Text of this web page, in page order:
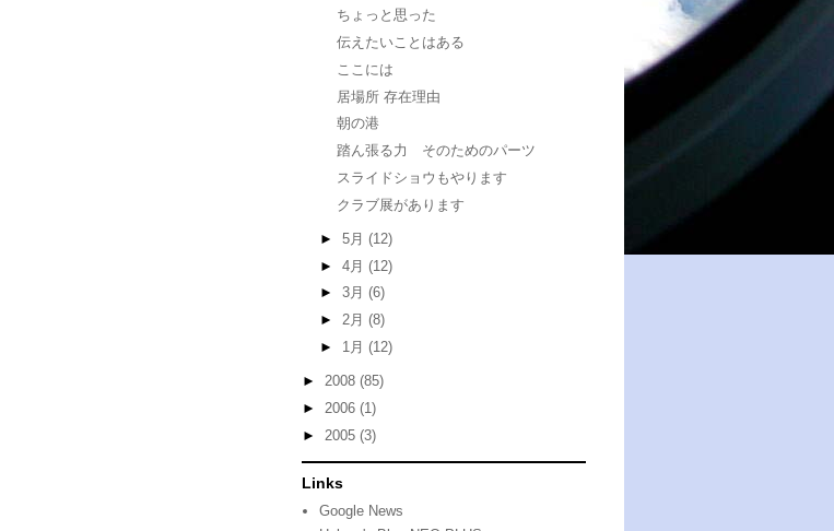
ちょっと思った
伝えたいことはある
ここには
居場所 存在理由
朝の港
踏ん張る力 そのためのパーツ
スライドショウもやります
クラブ展があります
► 5月 (12)
► 4月 (12)
► 3月 (6)
► 2月 (8)
► 1月 (12)
► 2008 (85)
► 2006 (1)
► 2005 (3)
Links
Google News